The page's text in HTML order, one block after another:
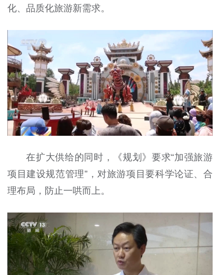
化、品质化旅游新需求。
在扩大供给的同时，《规划》要求“加强旅游
项目建设规范管理”，对旅游项目要科学论证、合
理布局，防止一哄而上。